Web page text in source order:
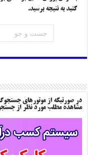
کنید به نتیجه برسید.
در صورتیکه از موتورهای
مشاهده مطلب مورد نظر از